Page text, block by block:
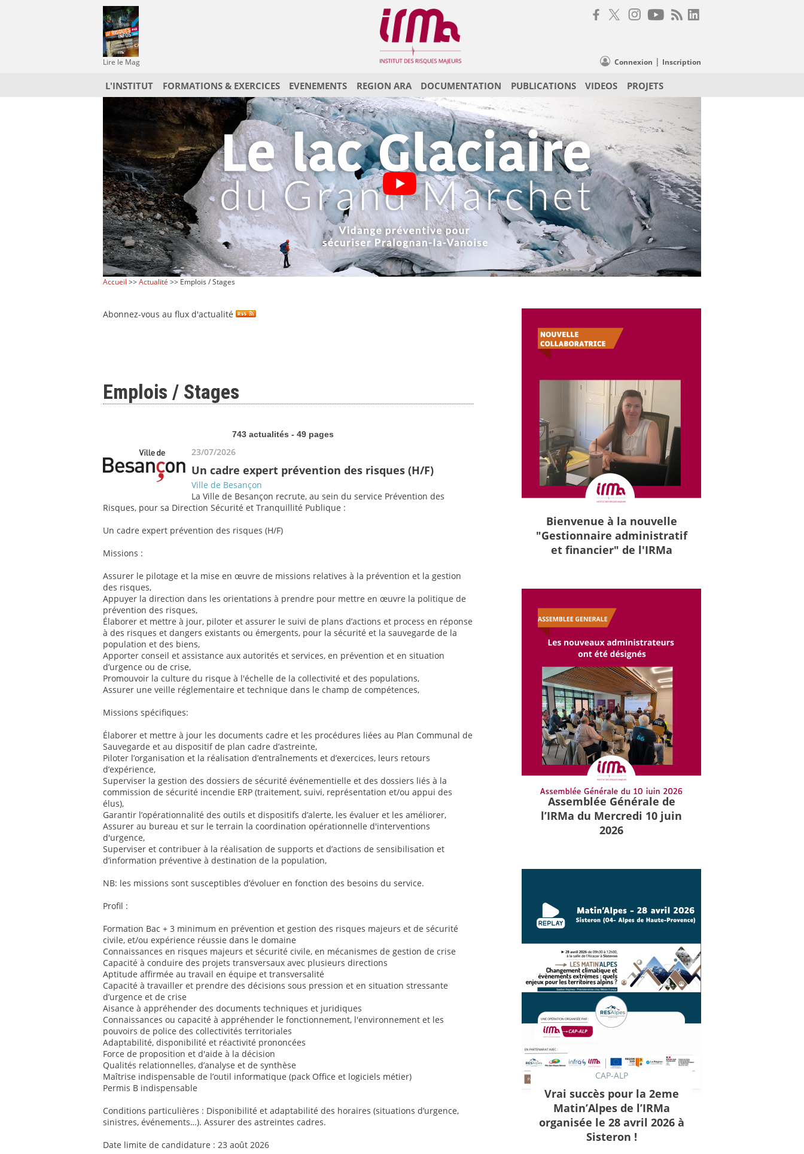
Lire le Mag Connexion | Inscription
L'INSTITUT FORMATIONS & EXERCICES EVENEMENTS REGION ARA DOCUMENTATION PUBLICATIONS VIDEOS PROJETS
Accueil >>Actualité >> Emplois / Stages
Abonnez-vous au flux d'actualité
Emplois / Stages
743 actualités - 49 pages
23/07/2026
Un cadre expert prévention des risques (H/F)
Ville de Besançon
La Ville de Besançon recrute, au sein du service Prévention des
Risques, pour sa Direction Sécurité et Tranquillité Publique :
Un cadre expert prévention des risques (H/F)
Missions :
Assurer le pilotage et la mise en œuvre de missions relatives à la prévention et la gestion
des risques,
Appuyer la direction dans les orientations à prendre pour mettre en œuvre la politique de
prévention des risques,
Élaborer et mettre à jour, piloter et assurer le suivi de plans d’actions et process en réponse
à des risques et dangers existants ou émergents, pour la sécurité et la sauvegarde de la
population et des biens,
Apporter conseil et assistance aux autorités et services, en prévention et en situation
d’urgence ou de crise,
Promouvoir la culture du risque à l'échelle de la collectivité et des populations,
Assurer une veille réglementaire et technique dans le champ de compétences,
Missions spécifiques:
Élaborer et mettre à jour les documents cadre et les procédures liées au Plan Communal de
Sauvegarde et au dispositif de plan cadre d’astreinte,
Piloter l’organisation et la réalisation d’entraînements et d’exercices, leurs retours
d’expérience,
Superviser la gestion des dossiers de sécurité événementielle et des dossiers liés à la
commission de sécurité incendie ERP (traitement, suivi, représentation et/ou appui des
élus),
Garantir l’opérationnalité des outils et dispositifs d’alerte, les évaluer et les améliorer,
Assurer au bureau et sur le terrain la coordination opérationnelle d'interventions
d'urgence,
Superviser et contribuer à la réalisation de supports et d’actions de sensibilisation et
d’information préventive à destination de la population,
NB: les missions sont susceptibles d’évoluer en fonction des besoins du service.
Profil :
Formation Bac + 3 minimum en prévention et gestion des risques majeurs et de sécurité
civile, et/ou expérience réussie dans le domaine
Connaissances en risques majeurs et sécurité civile, en mécanismes de gestion de crise
Capacité à conduire des projets transversaux avec plusieurs directions
Aptitude affirmée au travail en équipe et transversalité
Capacité à travailler et prendre des décisions sous pression et en situation stressante
d’urgence et de crise
Aisance à appréhender des documents techniques et juridiques
Connaissances ou capacité à appréhender le fonctionnement, l'environnement et les
pouvoirs de police des collectivités territoriales
Adaptabilité, disponibilité et réactivité prononcées
Force de proposition et d'aide à la décision
Qualités relationnelles, d’analyse et de synthèse
Maîtrise indispensable de l’outil informatique (pack Office et logiciels métier)
Permis B indispensable
Conditions particulières : Disponibilité et adaptabilité des horaires (situations d’urgence,
sinistres, événements…). Assurer des astreintes cadres.
Date limite de candidature : 23 août 2026
Bienvenue à la nouvelle
"Gestionnaire administratif
et financier" de l'IRMa
Assemblée Générale de
l’IRMa du Mercredi 10 juin
2026
CAP-ALP
Vrai succès pour la 2eme
Matin’Alpes de l’IRMa
organisée le 28 avril 2026 à
Sisteron !